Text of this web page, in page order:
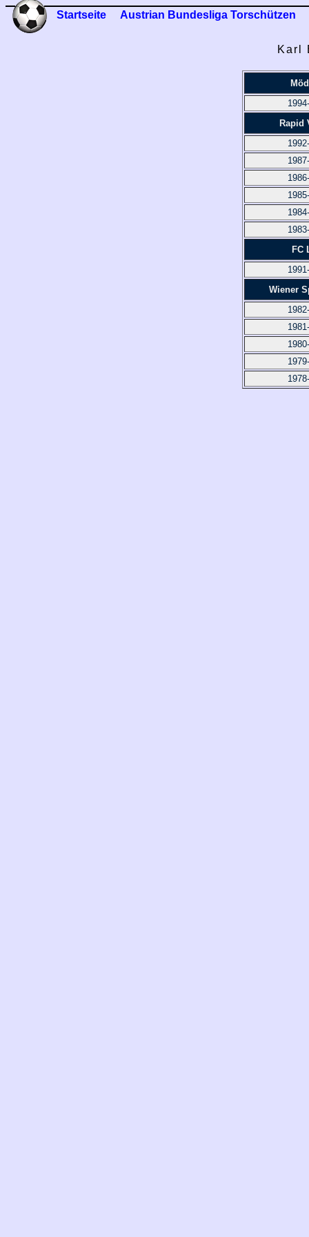
Startseite Austrian Bundesliga Torschützen
Karl
Rapid
FC
Wiener